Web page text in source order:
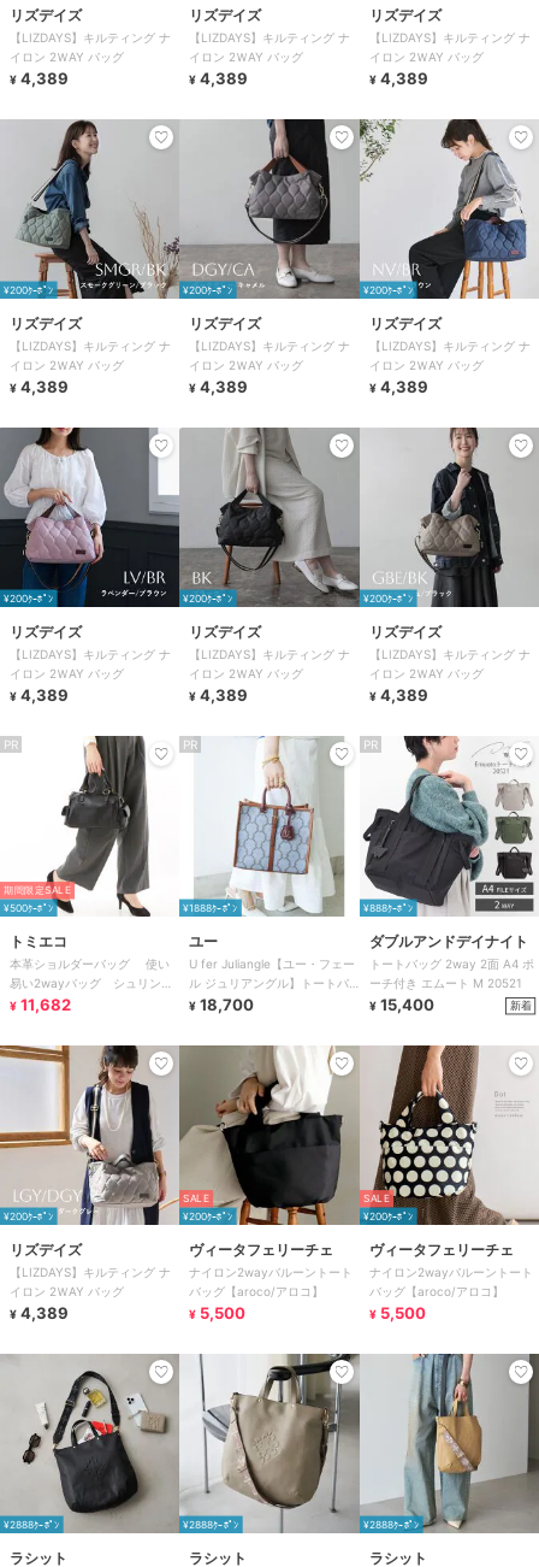
リズデイズ
【LIZDAYS】キルティング ナ
イロン 2ＷAY バッグ
¥ 4,389
リズデイズ
【LIZDAYS】キルティング ナ
イロン 2ＷAY バッグ
¥ 4,389
リズデイズ
【LIZDAYS】キルティング ナ
イロン 2ＷAY バッグ
¥ 4,389
¥200ｸｰﾎﾟﾝ
リズデイズ
【LIZDAYS】キルティング ナ
イロン 2ＷAY バッグ
¥ 4,389
¥200ｸｰﾎﾟﾝ
リズデイズ
【LIZDAYS】キルティング ナ
イロン 2ＷAY バッグ
¥ 4,389
¥200ｸｰﾎﾟﾝ
リズデイズ
【LIZDAYS】キルティング ナ
イロン 2ＷAY バッグ
¥ 4,389
¥200ｸｰﾎﾟﾝ
リズデイズ
【LIZDAYS】キルティング ナ
イロン 2ＷAY バッグ
¥ 4,389
¥200ｸｰﾎﾟﾝ
リズデイズ
【LIZDAYS】キルティング ナ
イロン 2ＷAY バッグ
¥ 4,389
¥200ｸｰﾎﾟﾝ
リズデイズ
【LIZDAYS】キルティング ナ
イロン 2ＷAY バッグ
¥ 4,389
PR
期間限定SALE
¥500ｸｰﾎﾟﾝ
トミエコ
本革ショルダーバッグ 使い
易い2wayバッグ シュリンク
レザー
¥ 11,682
PR
¥1888ｸｰﾎﾟﾝ
ユー
U fer Juliangle【ユー・フェー
ル ジュリアングル】トートバ
ッグ/Mサイズ
¥ 18,700
PR
¥888ｸｰﾎﾟﾝ
ダブルアンドデイナイト
トートバッグ 2way 2面 A4 ポ
ーチ付き エムート M 20521
¥ 15,400 新着
¥200ｸｰﾎﾟﾝ
リズデイズ
【LIZDAYS】キルティング ナ
イロン 2ＷAY バッグ
¥ 4,389
SALE
¥200ｸｰﾎﾟﾝ
ヴィータフェリーチェ
ナイロン2wayバルーントート
バッグ【aroco/アロコ】
¥ 5,500
SALE
¥200ｸｰﾎﾟﾝ
ヴィータフェリーチェ
ナイロン2wayバルーントート
バッグ【aroco/アロコ】
¥ 5,500
¥2888ｸｰﾎﾟﾝ
ラシット
¥2888ｸｰﾎﾟﾝ
ラシット
¥2888ｸｰﾎﾟﾝ
ラシット